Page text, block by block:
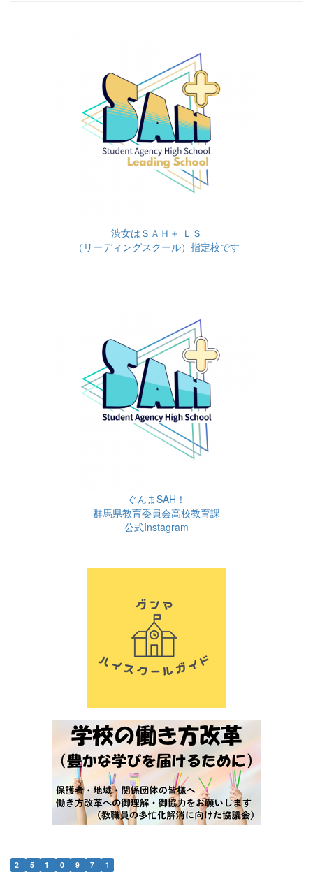
渋女はＳＡＨ＋ ＬＳ
（リーディングスクール）指定校です
ぐんまSAH！
群馬県教育委員会高校教育課
公式Instagram
2 5 1 0 9 7 1